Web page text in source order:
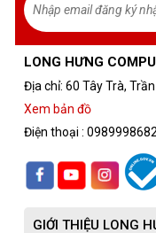
LONG HƯNG
Địa chỉ: 60 Tây Trà,
Xem bản đồ
Điện thoại : 0989998682
GIỚI THIỆU LONG